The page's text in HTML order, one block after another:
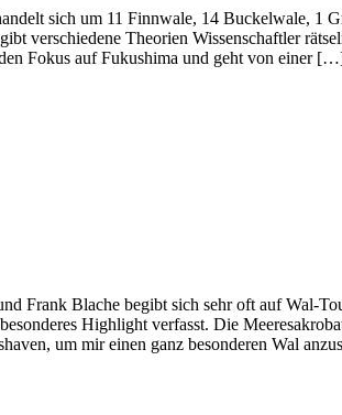
sich um 11 Finnwale, 14 Buckelwale, 1
verschiedene Theorien Wissenschaftler
Fokus auf Fukushima und geht von einer
Frank Blache begibt sich sehr oft auf Wal-
Highlight verfasst. Die
um mir einen ganz besonderen Wal